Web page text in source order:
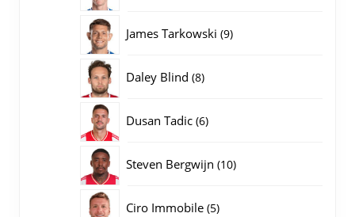
James Tarkowski 99
Daley Blind 88
Dusan Tadic 66
Steven Bergwijn 1010
Ciro Immobile 55